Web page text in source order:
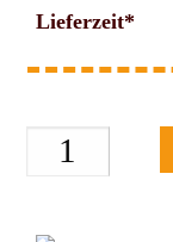
Lieferzeit*